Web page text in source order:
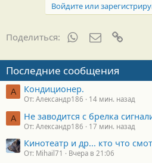
Войдите или
Поделиться: WhatsApp
Последние сообщения
А Кондиционер.
От: Александр186 14 мин. назад
А Не заводится с брелка
От: Александр186 17 мин. назад
Кинотеатр и др... кто что
От: Mihail71 Вчера в 21:06